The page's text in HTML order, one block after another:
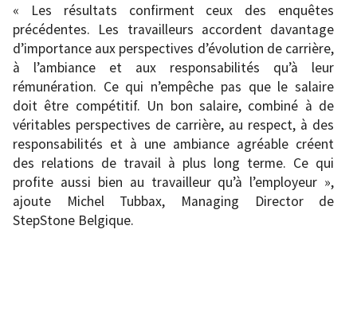
« Les résultats confirment ceux des enquêtes
précédentes. Les travailleurs accordent davantage
d’importance aux perspectives d’évolution de carrière,
à l’ambiance et aux responsabilités qu’à leur
rémunération. Ce qui n’empêche pas que le salaire
doit être compétitif. Un bon salaire, combiné à de
véritables perspectives de carrière, au respect, à des
responsabilités et à une ambiance agréable créent
des relations de travail à plus long terme. Ce qui
profite aussi bien au travailleur qu’à l’employeur »,
ajoute Michel Tubbax, Managing Director de
StepStone Belgique.